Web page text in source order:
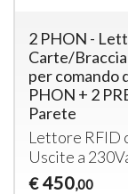
2 PHON -
Carte/
per comando
PHON + 2
Parete
Lettore RFID
Uscite a
€ 450,00